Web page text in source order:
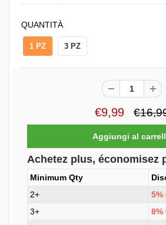
QUANTITÀ
1 PZ 3 PZ
€9,99
Achetez plus, économisez
Minimum Qty
2+
5%
3+
8%